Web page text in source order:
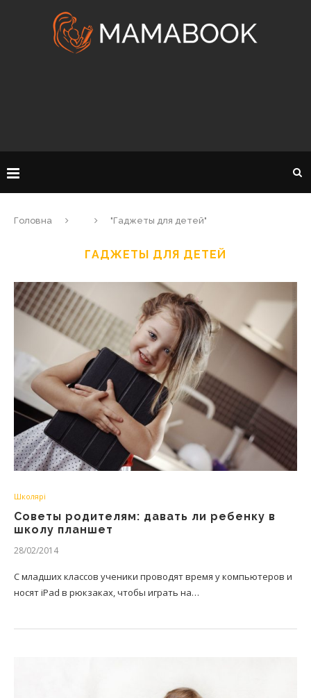
Головна "Гаджеты для детей"
ГАДЖЕТЫ ДЛЯ ДЕТЕЙ
Школярі
Советы родителям: давать ли ребенку в
школу планшет
28/02/2014
С младших классов ученики проводят время у компьютеров и
носят iPad в рюкзаках, чтобы играть на…